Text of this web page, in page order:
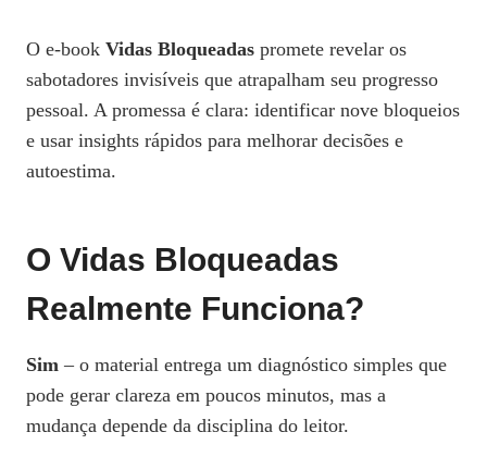
O e‑book Vidas Bloqueadas promete revelar os
sabotadores invisíveis que atrapalham seu progresso
pessoal. A promessa é clara: identificar nove bloqueios
e usar insights rápidos para melhorar decisões e
autoestima.
O Vidas Bloqueadas
Realmente Funciona?
Sim – o material entrega um diagnóstico simples que
pode gerar clareza em poucos minutos, mas a
mudança depende da disciplina do leitor.